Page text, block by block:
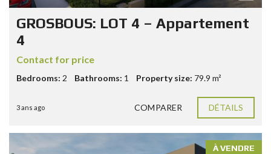
GROSBOUS: LOT 4 – Appartement
4
Contact for price
Bedrooms: 2 Bathrooms: 1 Property size: 79.9 m²
3 ans ago COMPARER DÉTAILS
À VENDRE